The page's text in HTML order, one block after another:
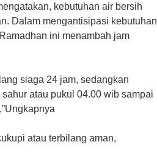
kebutuhan air bersih
Dalam mengantisipasi kebutuhan
ini menambah jam
siaga 24 jam, sedangkan
atau pukul 04.00 wib sampai
atau terbilang aman,